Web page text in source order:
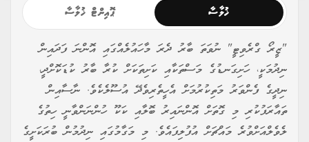
ޚުލާސާ ޕޮއިންޓް ޚުލާސާ
"ޒީރޯ ގްރެވިޓީ" ނުވަތަ ބާރު ދެރަ މާހައުލެއްގައި އޮންނަ ފަދައިން
ނިދުމަކީ، ހަށިގަނޑުގެ މަސްތަކާއި ކަށިތަކަށް ކުރާ ބާރު ކުޑަކޮށްދީ،
ނިދީގެ ފެންވަރު މަތިކުރުމަށް އެހީތެރިވެދޭ އުސޫލެކެވެ. ނާސާއިން
ތައާރަފުކުރި މި ގޮތަށް އޮންނައިރު ބޮލާއި ކަކޫ ހުންނަންވާނީ ހިތުގެ
ލެވެލްއަށްވުރެ މައްޗަށް އުފުލިފައެވެ. މި މަގާމުގައި ނިދުމުން ބުރަކަށީގެ